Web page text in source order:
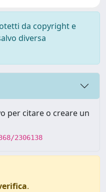
da copyright e
diversa
per citare o creare un
2306138
.